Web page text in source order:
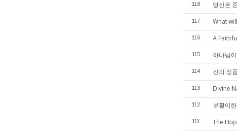
118 당신은
117 What
116 A
115 하나님
114 신의 성
113 Divine
112 부활이
111 The